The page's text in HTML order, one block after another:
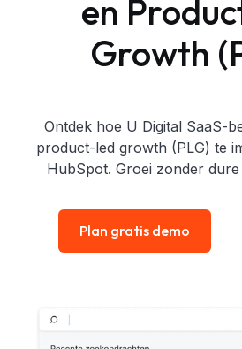
en
Growth
Ontdek hoe U Digital SaaS-
product-led growth (PLG) te
HubSpot. Groei zonder dure
Plan gratis demo